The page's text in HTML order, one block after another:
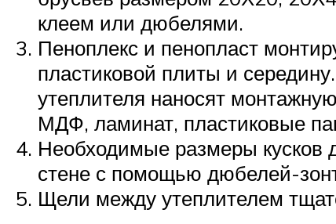
клеем или дюбелями.
Пеноплекс и пенопласт
пластиковой плиты и
утеплителя наносят
МДФ, ламинат, пластиковые
Необходимые размеры кусков
стене с помощью дюбелей-
Щели между утеплителем